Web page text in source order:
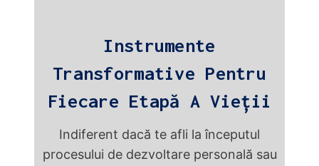
Instrumente
Transformative Pentru
Fiecare Etapă A Vieții
Indiferent dacă te afli la începutul
procesului de dezvoltare personală sau